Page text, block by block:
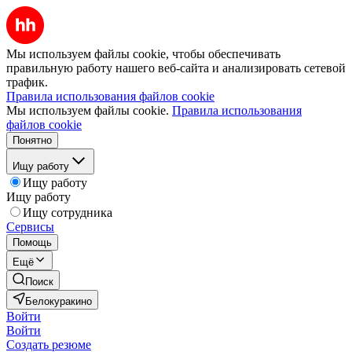
Мы используем файлы cookie, чтобы обеспечивать
правильную работу нашего веб-сайта и анализировать сетевой
трафик.
Правила использования файлов cookie
Мы используем файлы cookie. Правила использования
файлов cookie
Понятно
Ищу работу
Ищу работу
Ищу работу
Ищу сотрудника
Сервисы
Помощь
Ещё
Поиск
Белокуракино
Войти
Войти
Создать резюме